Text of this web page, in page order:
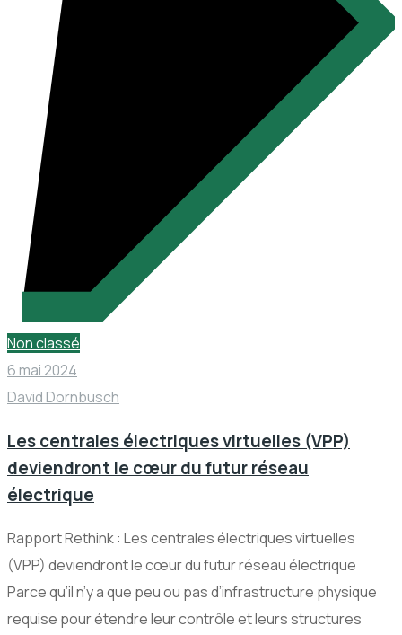
Non classé
6 mai 2024
David Dornbusch
Les centrales électriques virtuelles (VPP)
deviendront le cœur du futur réseau
électrique
Rapport Rethink : Les centrales électriques virtuelles
(VPP) deviendront le cœur du futur réseau électrique
Parce qu’il n’y a que peu ou pas d’infrastructure physique
requise pour étendre leur contrôle et leurs structures